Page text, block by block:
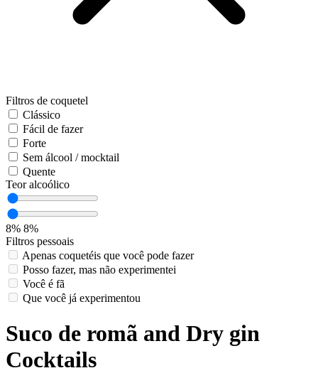
Filtros de coquetel
Clássico
Fácil de fazer
Forte
Sem álcool / mocktail
Quente
Teor alcoólico
8% 8%
Filtros pessoais
Apenas coquetéis que você pode fazer
Posso fazer, mas não experimentei
Você é fã
Que você já experimentou
Suco de romã and Dry gin
Cocktails